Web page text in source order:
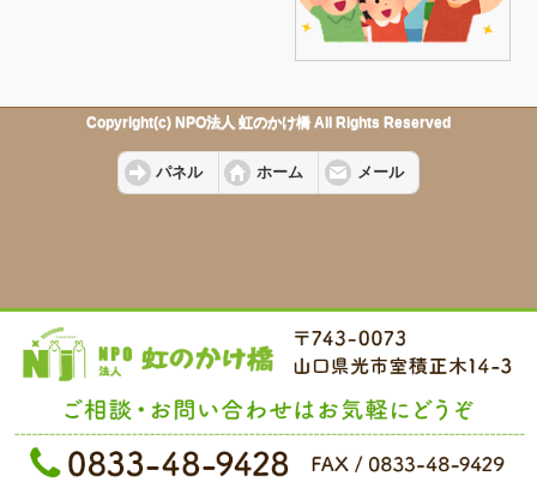
Copyright(c) NPO法人 虹のかけ橋 All Rights Reserved
パネル ホーム メール